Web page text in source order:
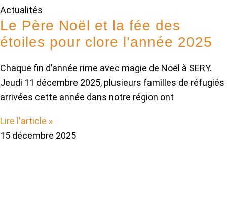
Actualités
Le Père Noël et la fée des
étoiles pour clore l’année 2025
Chaque fin d’année rime avec magie de Noël à SERY.
Jeudi 11 décembre 2025, plusieurs familles de réfugiés
arrivées cette année dans notre région ont
Lire l'article »
15 décembre 2025